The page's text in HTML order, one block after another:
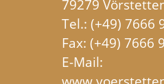
79279
Tel.: (+49) 7666
Fax: (+49) 7666
E-Mail: